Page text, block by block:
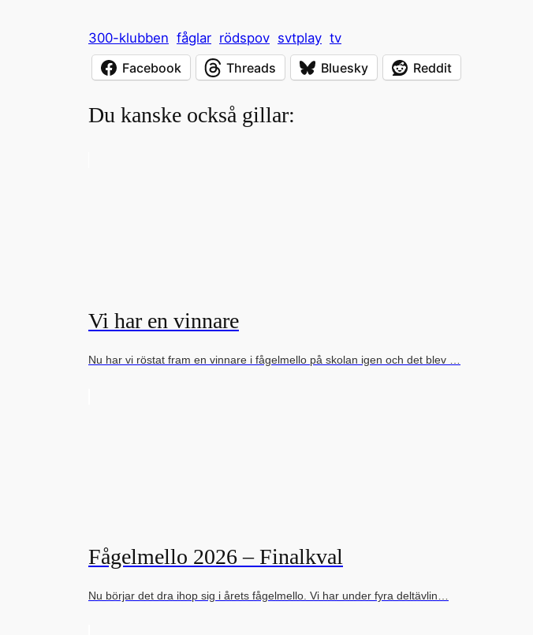
300-klubben fåglar rödspov svtplay tv
Facebook
Threads Bluesky Reddit
Du kanske också gillar:
Vi har en vinnare
Nu har vi röstat fram en vinnare i fågelmello på skolan igen och det blev …
Fågelmello 2026 – Finalkval
Nu börjar det dra ihop sig i årets fågelmello. Vi har under fyra deltävlin…